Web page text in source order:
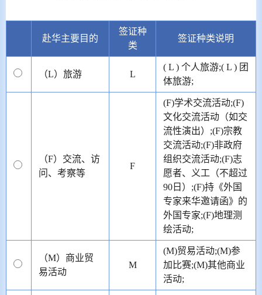
赴华主要目的
签证种
类
签证种类说明
（L）旅游 L
( L ) 个人旅游;( L ) 团
体旅游;
（F）交流、访
问、考察等
F
(F)学术交流活动;(F)
文化交流活动（如交
流性演出）;(F)宗教
交流活动;(F)非政府
组织交流活动;(F)志
愿者、义工（不超过
90日）;(F)持《外国
专家来华邀请函》的
外国专家;(F)地理测
绘活动;
（M）商业贸
易活动
M
(M)贸易活动;(M)参
加比赛;(M)其他商业
活动;